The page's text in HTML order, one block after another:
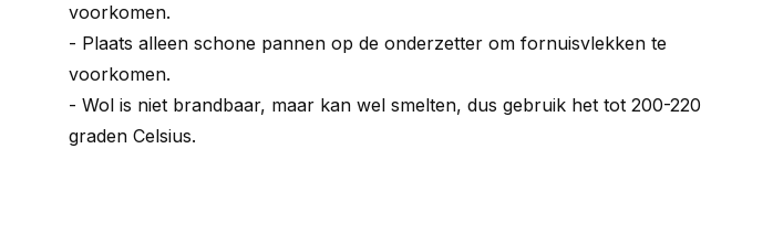
voorkomen.
- Plaats alleen schone pannen op de onderzetter om fornuisvlekken te
voorkomen.
- Wol is niet brandbaar, maar kan wel smelten, dus gebruik het tot 200-220
graden Celsius.